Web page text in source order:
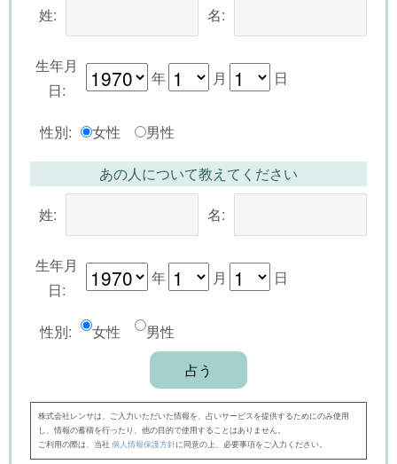
姓:
名:
生年月
日:
年 月 日
性別: 女性 男性
あの人について教えてください
姓:
名:
生年月
日:
年 月 日
性別: 女性 男性
株式会社レンサは、ご入力いただいた情報を、占いサービスを提供するためにのみ使用
し、情報の蓄積を行ったり、他の目的で使用することはありません。
ご利用の際は、当社 個人情報保護方針に同意の上、必要事項をご入力ください。